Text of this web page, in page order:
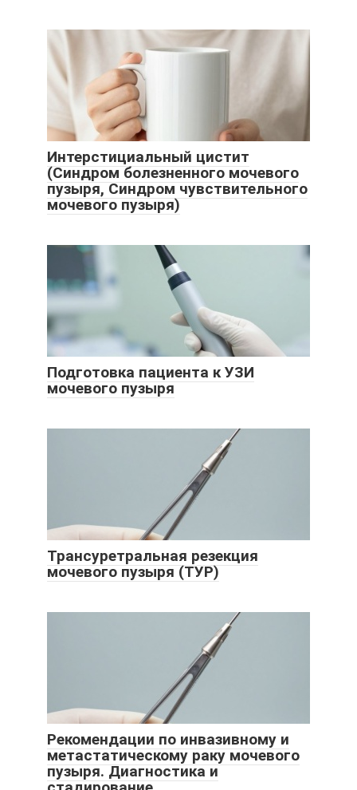
Интерстициальный цистит
(Синдром болезненного мочевого
пузыря, Синдром чувствительного
мочевого пузыря)
Подготовка пациента к УЗИ
мочевого пузыря
Трансуретральная резекция
мочевого пузыря (ТУР)
Рекомендации по инвазивному и
метастатическому раку мочевого
пузыря. Диагностика и